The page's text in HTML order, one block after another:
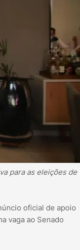
para as eleições de
oficial de apoio
vaga ao Senado